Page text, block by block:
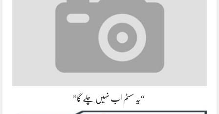
“یہ سسٹم اب نہیں چلے گا”